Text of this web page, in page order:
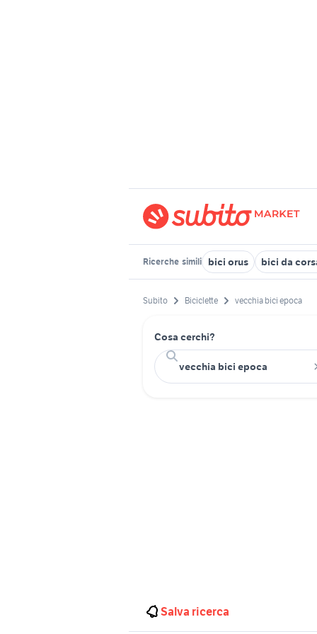
Ricerche simili bici orus bici da
Subito Biciclette vecchia bici epoca
Cosa cerchi?
Salva ricerca